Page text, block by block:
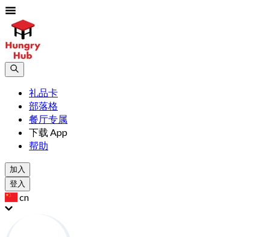
礼品卡
部落格
餐厅专属
下载 App
帮助
加入
登入
cn